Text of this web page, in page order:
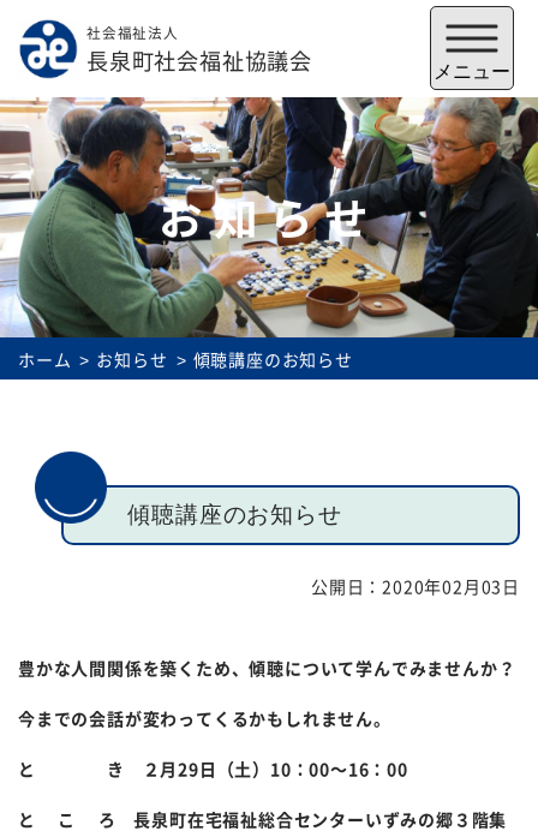
社会福祉法人
長泉町社会福祉協議会 メニュー
メニューを閉じる
社協とは
規約・様式
採用 あゆみ（沿革）
お問い合せ お知らせ
行事予定 リンク
お知らせ
ホーム お知らせ 傾聴講座のお知らせ
傾聴講座のお知らせ
公開日：2020年02月03日
豊かな人間関係を築くため、傾聴について学んでみませんか？
今までの会話が変わってくるかもしれません。
と き ２月29日（土） 10 ：00～16 ：00
と こ ろ 長泉町在宅福祉総合センターいずみの郷３階集